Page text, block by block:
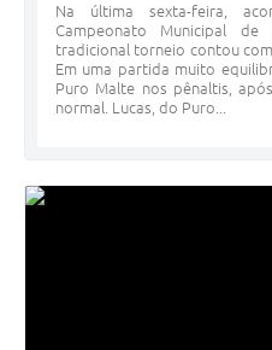
Na última sexta-feira,
Campeonato Municipal
tradicional torneio contou
Em uma partida muito
Puro Malte nos pênaltis,
normal. Lucas, do Puro...